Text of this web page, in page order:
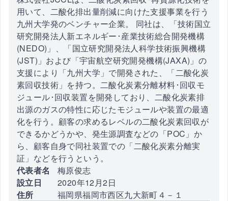
用いて、二酸化排出量削減に向けた支援事業を行う
九州大学発のベンチャー企業。 同社は、「技術国立
研究開発法人新エネルギー･産業技術総合開発機構
(NEDO)」、「国立研究開発法人科学技術振興機構
(JST)」および「宇宙航空研究開発機構(JAXA)」の
支援により「九州大学」で開発された、「二酸化炭
素回収技術」を持つ。二酸化炭素分離材料･回収モ
ジュール･回収装置を開発しており、二酸化炭素排
出源のガスの特性に応じたモジュールや装置の最適
化を行う。顧客の求めるレベルの二酸化炭素回収が
できるかどうかや、発生源調査などの「POC」か
ら、顧客自身で同社装置での「二酸化炭素分離実
証」などを行うという。
代表者名
梅原俊志
設立日
2020年12月2日
住所
福岡県福岡市西区九大新町４－１